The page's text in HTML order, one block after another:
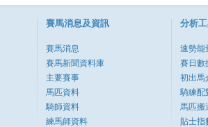
賽馬消息及資訊
賽馬消息
賽馬新聞資料庫
主要賽事
馬匹資料
騎師資料
練馬師資料
分析
速勢能
賽日數
初出馬
騎練配
馬匹搬
貼士指